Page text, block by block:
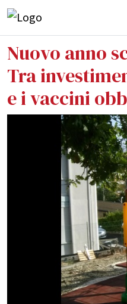
Nuovo anno
Tra
e i vaccini